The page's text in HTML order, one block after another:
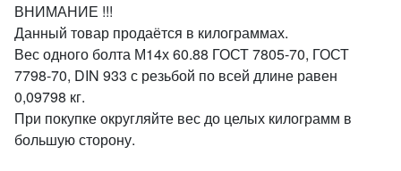
ВНИМАНИЕ !!!
Данный товар продаётся в килограммах.
Вес одного болта М14х 60.88 ГОСТ 7805-70, ГОСТ
7798-70, DIN 933 с резьбой по всей длине равен
0,09798 кг.
При покупке округляйте вес до целых килограмм в
большую сторону.